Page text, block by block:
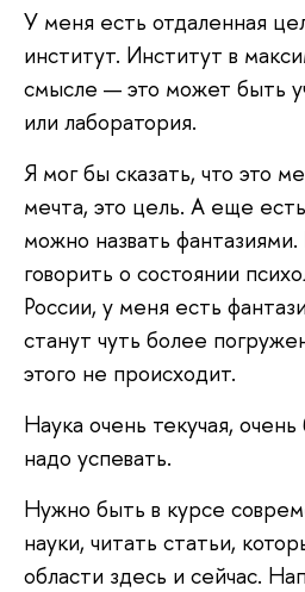
У меня есть отдаленная
институт. Институт в
смысле — это может быть
или лаборатория.
Я мог бы сказать, что это
мечта, это цель. А еще
можно назвать
говорить о состоянии
России, у меня есть
станут чуть более
этого не происходит.
Наука очень текучая,
надо успевать.
Нужно быть в курсе
науки, читать статьи,
области здесь и сейчас.